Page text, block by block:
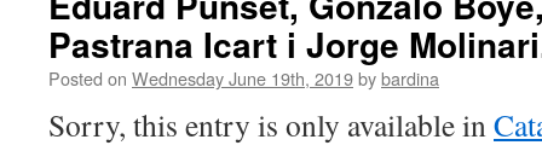
Pastrana Icart i Jorge
Posted on Wednesday June 19th, 2019bybardina
Sorry, this entry is only available in